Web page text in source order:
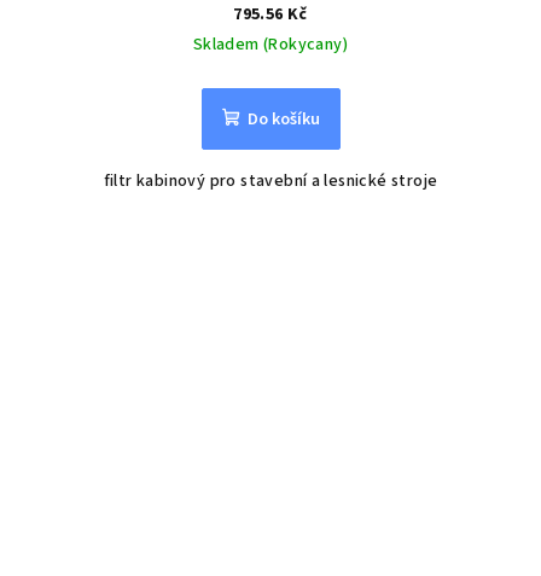
795.56 Kč
Skladem (Rokycany)
Do košíku
filtr kabinový pro stavební a lesnické stroje